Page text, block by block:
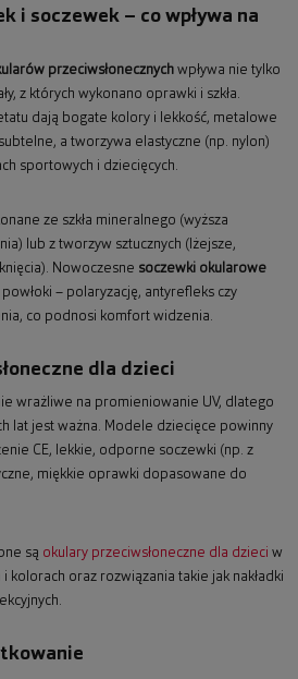
i soczewek – co wpływa na
przeciwsłonecznych wpływa nie tylko
z których wykonano oprawki i szkła.
dają bogate kolory i lekkość, metalowe
a tworzywa elastyczne (np. nylon)
sportowych i dziecięcych.
ze szkła mineralnego (wyższa
lub z tworzyw sztucznych (lżejsze,
Nowoczesne soczewki okularowe
– polaryzację, antyrefleks czy
co podnosi komfort widzenia.
dla dzieci
wrażliwe na promieniowanie UV, dlatego
lat jest ważna. Modele dziecięce powinny
CE, lekkie, odporne soczewki (np. z
miękkie oprawki dopasowane do
są okulary przeciwsłoneczne dla dzieci w
kolorach oraz rozwiązania takie jak nakładki